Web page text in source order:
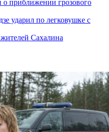
приближении грозового
ударил по легковушке с
Сахалина